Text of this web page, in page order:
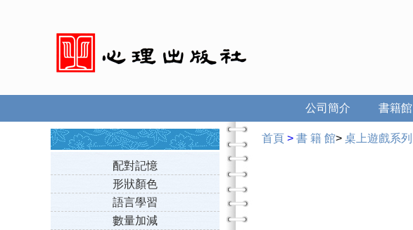
書籍館
公司簡介
配對記憶
形狀顏色
語言學習
數量加減
首頁 > 書 籍 館> 桌上遊戲系列